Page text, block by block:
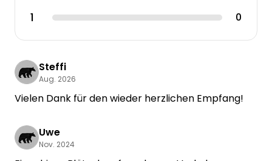
1 0
Steffi
Aug. 2026
Vielen Dank für den wieder herzlichen Empfang!
Uwe
Nov. 2024